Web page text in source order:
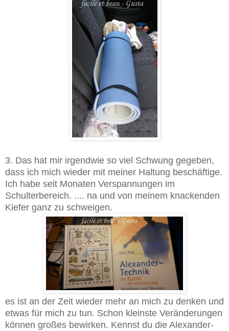
3. Das hat mir irgendwie so viel Schwung gegeben,
dass ich mich wieder mit meiner Haltung beschäftige.
Ich habe seit Monaten Verspannungen im
Schulterbereich. .... na und von meinem knackenden
Kiefer ganz zu schweigen.
es ist an der Zeit wieder mehr an mich zu denken und
etwas für mich zu tun. Schon kleinste Veränderungen
können großes bewirken. Kennst du die Alexander-